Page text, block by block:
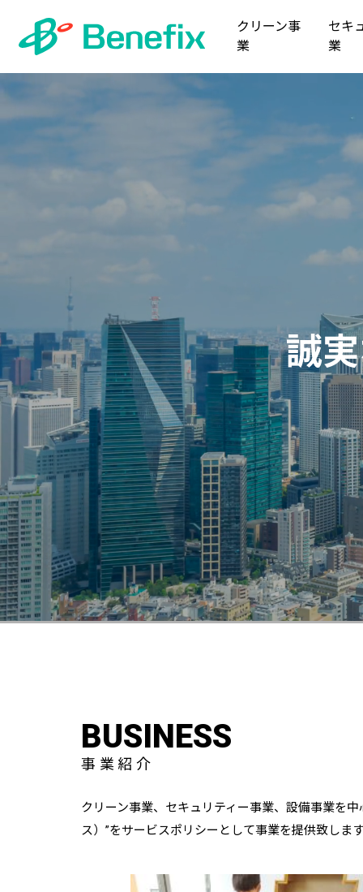
クリーン事
業
セキ
業
人
BUSINESS
事業紹介
クリーン事業、セキュリティー事業、設備事業を
ス）”をサービスポリシーとして事業を提供致しま